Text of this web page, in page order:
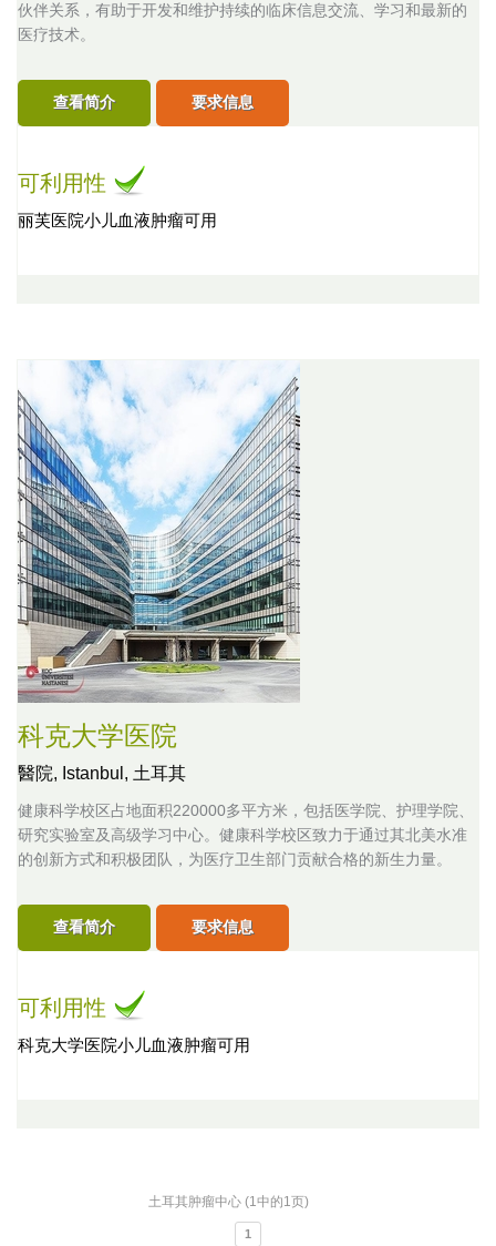
伙伴关系，有助于开发和维护持续的临床信息交流、学习和最新的
医疗技术。
查看简介 要求信息
可利用性
丽芙医院小儿血液肿瘤可用
科克大学医院
醫院, Istanbul, 土耳其
健康科学校区占地面积220000多平方米，包括医学院、护理学院、
研究实验室及高级学习中心。健康科学校区致力于通过其北美水准
的创新方式和积极团队，为医疗卫生部门贡献合格的新生力量。
查看简介 要求信息
可利用性
科克大学医院小儿血液肿瘤可用
土耳其肿瘤中心 (1中的1页)
1